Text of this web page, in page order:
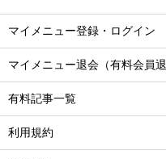
マイメニュー登録・ログイン
マイメニュー退会（有料会員退
有料記事一覧
利用規約